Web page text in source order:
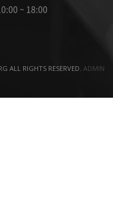
~ 18:00
ALL RIGHTS RESERVED. ADMIN